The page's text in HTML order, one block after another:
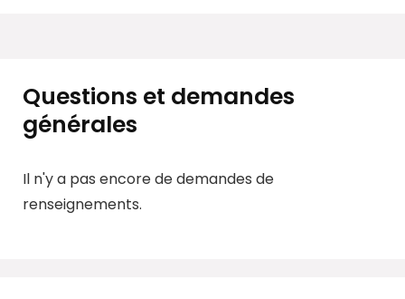
Questions et demandes
générales
Il n'y a pas encore de demandes de
renseignements.